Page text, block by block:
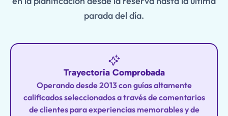
parada del día.
Trayectoria Comprobada
Operando desde 2013 con guías altamente
calificados seleccionados a través de comentarios
de clientes para experiencias memorables y de